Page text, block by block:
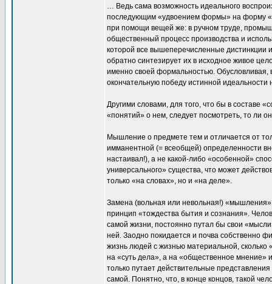
… Ведь сама возможность идеального
последующим «удвоением формы» на форму
при помощи вещей же: в ручном труде,
общественный процесс производства и
которой все вышеперечисленные дистинкции
обратно синтезирует их в исходное живое
именно своей формальностью. Обусловливая,
окончательную победу истинной
Другими словами, для того, что бы в составе
«понятий» о нем, следует посмотреть, то ли
Мышление о предмете тем и отличается от
имманентной (= всеобщей) определенности
настаивал!), а не какой-либо «особенной»
универсального» существа, что может
только «на словах», но и «на деле».
Замена (вольная или невольная!)
принцип «тождества бытия и сознания».
самой жизни, постоянно путал бы свои
ней. Заодно покидается и почва собственно
жизнь людей с жизнью материальной,
на «суть дела», а на «общественное мнение»
только путает действительные
самой. Понятно, что, в конце концов, такой